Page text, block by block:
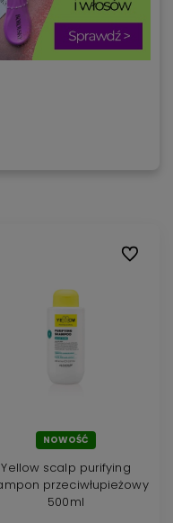
NOWOŚĆ
Yellow scalp purifying
przeciwłupieżowy
500ml
Do